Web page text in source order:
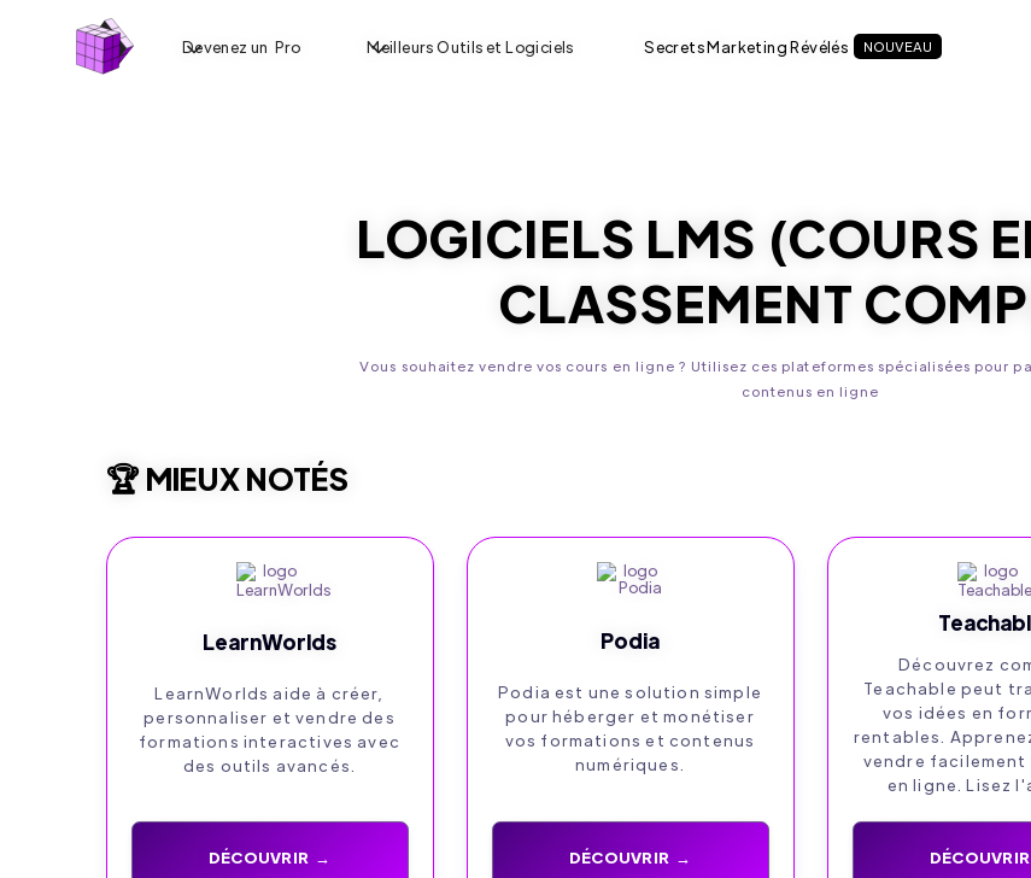
Devenez un Pro Meilleurs Outils et Logiciels Secrets Marketing Révélés NOUVEAU
LOGICIELS LMS (COURS
CLASSEMENT
Vous souhaitez vendre vos cours en ligne ? Utilisez ces plateformes spécialisées pour
contenus en ligne
🏆 MIEUX NOTÉS
LearnWorlds
LearnWorlds aide à créer,
personnaliser et vendre des
formations interactives avec
des outils avancés.
DÉCOUVRIR →
Podia
Podia est une solution simple
pour héberger et monétiser
vos formations et contenus
numériques.
DÉCOUVRIR →
Découvrez
Teachable peut
vos idées en
rentables.
vendre facilement
en ligne. Lisez